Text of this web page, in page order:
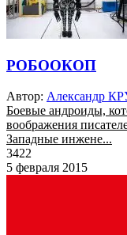
РОБООКОП
Автор: Александр
Боевые андроиды,
воображения
Западные инжене...
3422
5 февраля 2015